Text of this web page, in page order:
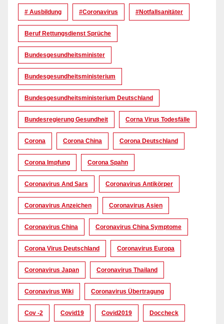
# Ausbildung #coronavirus #Notfallsanitäter
Beruf Rettungsdienst Sprüche
Bundesgesundheitsminister
Bundesgesundheitsministerium
Bundesgesundheitsministerium Deutschland
Bundesregierung Gesundheit Corna Virus Todesfälle
Corona Corona China Corona Deutschland
Corona Impfung Corona Spahn
Coronavirus And Sars Coronavirus Antikörper
Coronavirus Anzeichen Coronavirus Asien
Coronavirus China Coronavirus China Symptome
Corona Virus Deutschland Coronavirus Europa
Coronavirus Japan Coronavirus Thailand
Coronavirus Wiki Coronavirus Übertragung
Cov -2 Covid19 Covid2019 Doccheck